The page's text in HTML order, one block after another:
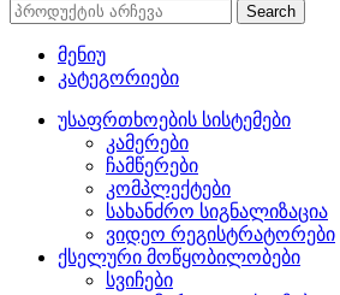
Search
მენიუ
კატეგორიები
უსაფრთხოების სისტემები
კამერები
ჩამწერები
კომპლექტები
სახანძრო სიგნალიზაცია
ვიდეო რეგისტრატორები
ქსელური მოწყობილობები
სვიჩები